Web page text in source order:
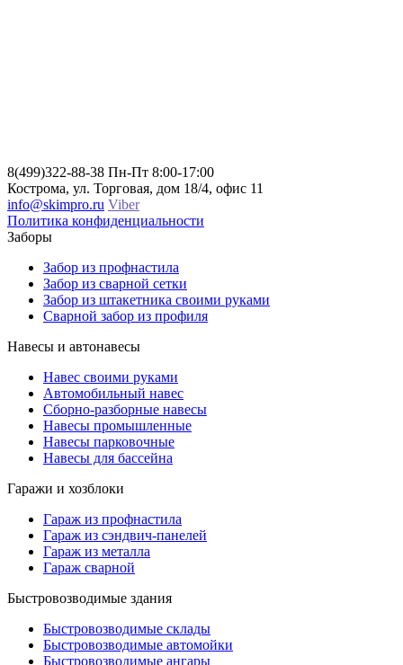
8(499)322-88-38 Пн-Пт 8:00-17:00
Кострома, ул. Торговая, дом 18/4, офис 11
info@skimpro.ru Viber
Политика конфиденциальности
Заборы
Забор из профнастила
Забор из сварной сетки
Забор из штакетника своими руками
Сварной забор из профиля
Навесы и автонавесы
Навес своими руками
Автомобильный навес
Сборно-разборные навесы
Навесы промышленные
Навесы парковочные
Навесы для бассейна
Гаражи и хозблоки
Гараж из профнастила
Гараж из сэндвич-панелей
Гараж из металла
Гараж сварной
Быстровозводимые здания
Быстровозводимые склады
Быстровозводимые автомойки
Быстровозводимые ангары